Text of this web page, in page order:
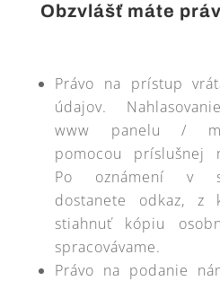
Obzvlášť máte
Právo na prístup
údajov.
www panelu /
pomocou príslušnej
Po oznámení v
dostanete odkaz, z
stiahnuť kópiu
spracovávame.
Právo na podanie